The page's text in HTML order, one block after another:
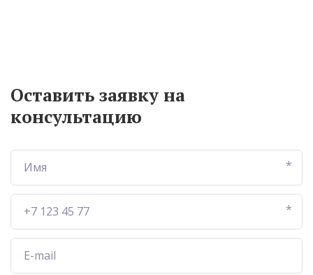
Оставить заявку на
консультацию
*
*